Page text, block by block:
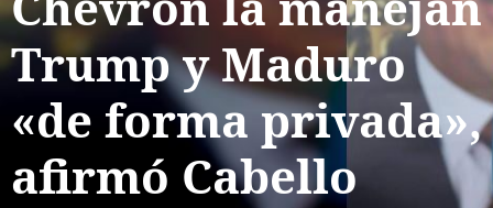
Trump y Maduro
«de forma privada»,
afirmó Cabello